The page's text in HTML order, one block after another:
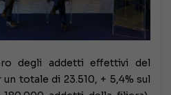
degli addetti effettivi del
totale di 23.510, + 5,4% sul